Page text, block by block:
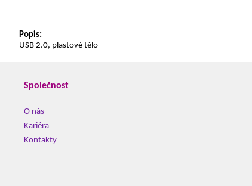
Popis:
USB 2.0, plastové tělo
Společnost
O nás
Kariéra
Kontakty